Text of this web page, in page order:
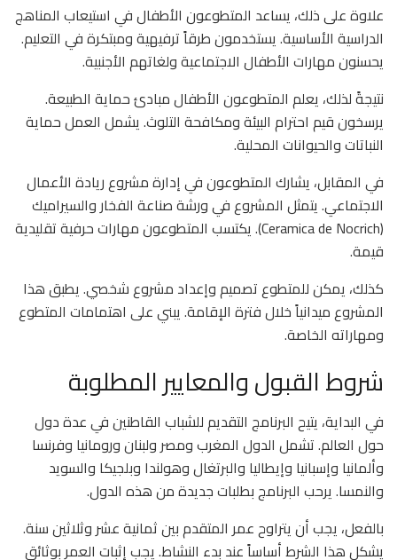
علاوة على ذلك، يساعد المتطوعون الأطفال في استيعاب المناهج
الدراسية الأساسية. يستخدمون طرقاً ترفيهية ومبتكرة في التعليم.
يحسنون مهارات الأطفال الاجتماعية ولغاتهم الأجنبية.
نتيجةً لذلك، يعلم المتطوعون الأطفال مبادئ حماية الطبيعة.
يرسخون قيم احترام البيئة ومكافحة التلوث. يشمل العمل حماية
النباتات والحيوانات المحلية.
في المقابل، يشارك المتطوعون في إدارة مشروع ريادة الأعمال
الاجتماعي. يتمثل المشروع في ورشة صناعة الفخار والسيراميك
(Ceramica de Nocrich). يكتسب المتطوعون مهارات حرفية تقليدية
قيمة.
كذلك، يمكن للمتطوع تصميم وإعداد مشروع شخصي. يطبق هذا
المشروع ميدانياً خلال فترة الإقامة. يبني على اهتمامات المتطوع
ومهاراته الخاصة.
شروط القبول والمعايير المطلوبة
في البداية، يتيح البرنامج التقديم للشباب القاطنين في عدة دول
حول العالم. تشمل الدول المغرب ومصر ولبنان ورومانيا وفرنسا
وألمانيا وإسبانيا وإيطاليا والبرتغال وهولندا وبلجيكا والسويد
والنمسا. يرحب البرنامج بطلبات جديدة من هذه الدول.
بالفعل، يجب أن يتراوح عمر المتقدم بين ثمانية عشر وثلاثين سنة.
يشكل هذا الشرط أساساً عند بدء النشاط. يجب إثبات العمر بوثائق